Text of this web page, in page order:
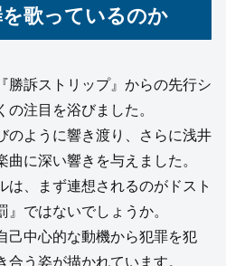
歌っているのか
勝訴ストリップ』からの先行シ
注目を浴びました。
のように響き渡り、さらに浅井
に深い響きを与えました。
は、まず連想されるのがドスト
ではないでしょうか。
己中心的な動機から犯罪を犯
合う姿が描かれています。